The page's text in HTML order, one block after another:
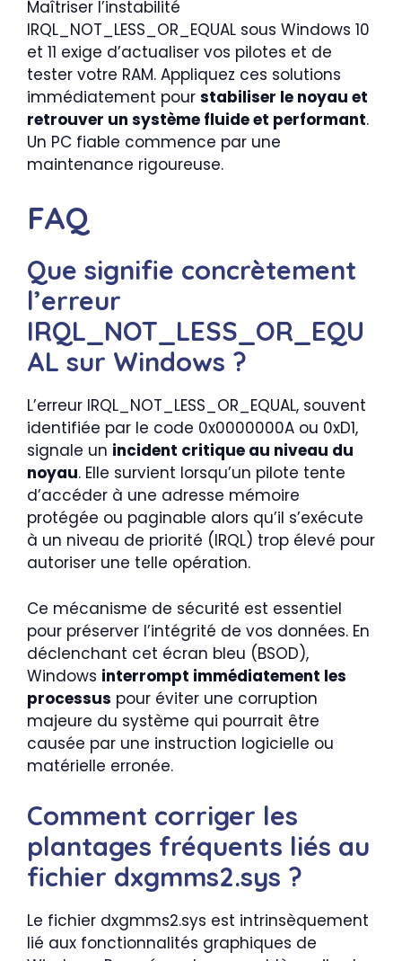
Maîtriser l’instabilité
IRQL_NOT_LESS_OR_EQUAL sous Windows 10
et 11 exige d’actualiser vos pilotes et de
tester votre RAM. Appliquez ces solutions
immédiatement pour stabiliser le noyau et
retrouver un système fluide et performant.
Un PC fiable commence par une
maintenance rigoureuse.
FAQ
Que signifie concrètement
l’erreur
IRQL_NOT_LESS_OR_EQU
AL sur Windows ?
L’erreur IRQL_NOT_LESS_OR_EQUAL, souvent
identifiée par le code 0x0000000A ou 0xD1,
signale un incident critique au niveau du
noyau. Elle survient lorsqu’un pilote tente
d’accéder à une adresse mémoire
protégée ou paginable alors qu’il s’exécute
à un niveau de priorité (IRQL) trop élevé pour
autoriser une telle opération.
Ce mécanisme de sécurité est essentiel
pour préserver l’intégrité de vos données. En
déclenchant cet écran bleu (BSOD),
Windows interrompt immédiatement les
processus pour éviter une corruption
majeure du système qui pourrait être
causée par une instruction logicielle ou
matérielle erronée.
Comment corriger les
plantages fréquents liés au
fichier dxgmms2.sys ?
Le fichier dxgmms2.sys est intrinsèquement
lié aux fonctionnalités graphiques de